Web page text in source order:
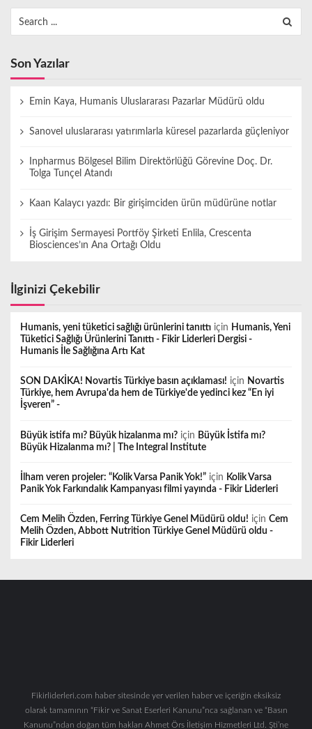
for:
Son Yazılar
Emin Kaya, Humanis Uluslararası Pazarlar Müdürü oldu
Sanovel uluslararası yatırımlarla küresel pazarlarda güçleniyor
Inpharmus Bölgesel Bilim Direktörlüğü Görevine Doç. Dr.
Tolga Tunçel Atandı
Kaan Kalaycı yazdı: Bir girişimciden ürün müdürüne notlar
İş Girişim Sermayesi Portföy Şirketi Enlila, Crescenta
Biosciences’ın Ana Ortağı Oldu
İlginizi Çekebilir
Humanis, yeni tüketici sağlığı ürünlerini tanıttı için Humanis, Yeni
Tüketici Sağlığı Ürünlerini Tanıttı - Fikir Liderleri Dergisi -
Humanis İle Sağlığına Artı Kat
SON DAKİKA! Novartis Türkiye basın açıklaması! için Novartis
Türkiye, hem Avrupa'da hem de Türkiye'de yedinci kez “En iyi
İşveren” -
Büyük istifa mı? Büyük hizalanma mı? için Büyük İstifa mı?
Büyük Hizalanma mı? | The Integral Institute
İlham veren projeler: “Kolik Varsa Panik Yok!” için Kolik Varsa
Panik Yok Farkındalık Kampanyası filmi yayında - Fikir Liderleri
Cem Melih Özden, Ferring Türkiye Genel Müdürü oldu! için Cem
Melih Özden, Abbott Nutrition Türkiye Genel Müdürü oldu -
Fikir Liderleri
Fikirliderleri.com haber sitesinde yer verilen haber ve içeriğin eksiksiz
olarak tamamının “Fikir ve Sanat Eserleri Kanunu”nca sağlanan ve “Basın
Kanunu”ndan doğan tüm hakları Ahmet Örs İletişim Hizmetleri Ltd. Şti’ne